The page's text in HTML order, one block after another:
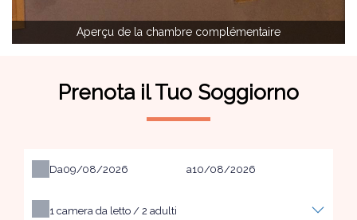
Aperçu de la chambre complémentaire
Prenota il Tuo Soggiorno
Da a
1 camera da letto / 2 adulti